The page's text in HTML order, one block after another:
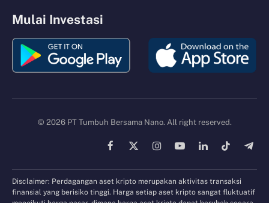
Mulai Investasi
© 2026 PT Tumbuh Bersama Nano. All right reserved.
Facebook
X
InstagramYouTubeLinkedInTikTok
Disclaimer: Perdagangan aset kripto merupakan aktivitas transaksi
finansial yang berisiko tinggi. Harga setiap aset kripto sangat fluktuatif